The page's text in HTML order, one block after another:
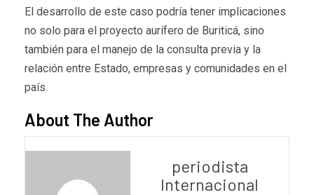
El desarrollo de este caso podría tener implicaciones
no solo para el proyecto aurífero de Buriticá, sino
también para el manejo de la consulta previa y la
relación entre Estado, empresas y comunidades en el
país.
About The Author
periodista
Internacional